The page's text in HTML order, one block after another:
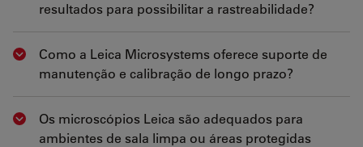
resultados para possibilitar a rastreabilidade?
Show answer
Como a Leica Microsystems oferece suporte de
manutenção e calibração de longo prazo?
Show answer
Os microscópios Leica são adequados para
ambientes de sala limpa ou áreas protegidas